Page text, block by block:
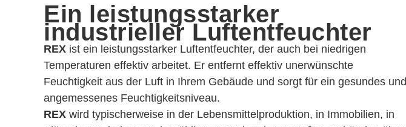
Ein leistungsstarker
industrieller Luftentfeuchter
REX ist ein leistungsstarker Luftentfeuchter, der auch bei niedrigen
Temperaturen effektiv arbeitet. Er entfernt effektiv unerwünschte
Feuchtigkeit aus der Luft in Ihrem Gebäude und sorgt für ein gesundes und
angemessenes Feuchtigkeitsniveau.
REX wird typischerweise in der Lebensmittelproduktion, in Immobilien, in